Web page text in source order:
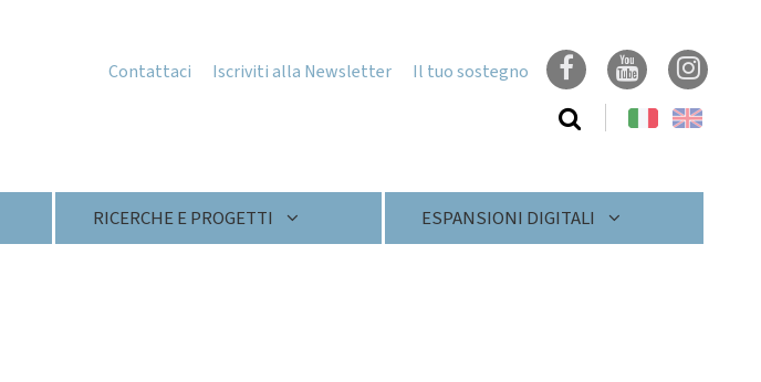
Contattaci Iscriviti alla Newsletter
Il tuo sostegno
Cerca
RICERCHE E PROGETTI ESPANSIONI DIGITALI